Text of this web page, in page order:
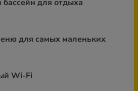
для отдыха
для самых маленьких
Wi-Fi